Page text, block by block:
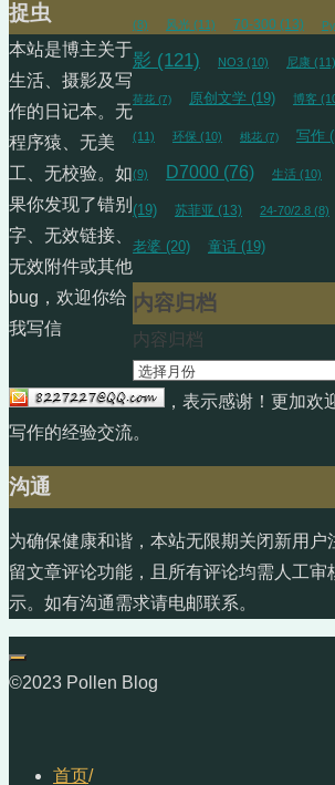
(8) 风光 (11) 70-300 (13)
影 (121) NO3 (10) 尼康 (11)
荷花 (7) 原创文学 (19) 博客
(11) 环保 (10) 桃花 (7) 写作
(9) D7000 (76) 生活 (10)
(19) 苏菲亚 (13) 24-70/2.8 (8)
老婆 (20) 童话 (19)
内容归档
内容归档
捉虫
本站是博主关于
生活、摄影及写
作的日记本。无
程序猿、无美
工、无校验。如
果你发现了错别
字、无效链接、
无效附件或其他
bug，欢迎你给
我写信
，表示感谢！更加欢
写作的经验交流。
沟通
为确保健康和谐，本站无限期关闭新用户
留文章评论功能，且所有评论均需人工审
示。如有沟通需求请电邮联系。
©2023 Pollen Blog
首页/